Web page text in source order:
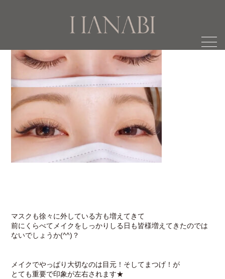
menu
マスクも徐々に外している方も増えてきて
前にくらべてメイクをしっかりしる日も皆様増えてきたのでは
ないでしょうか(^^)？
メイクでやっぱり大切なのは目元！そしてまつげ！が
とても重要で印象が左右されます★